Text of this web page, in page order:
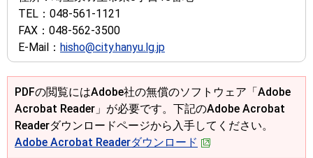
TEL： 048-561-1121
FAX： 048-562-3500
E-Mail： hisho@city.hanyu.lg.jp
PDFの閲覧にはAdobe社の無償のソフトウェア「Adobe
Acrobat Reader」が必要です。下記のAdobe Acrobat
Readerダウンロードページから入手してください。
Adobe Acrobat Readerダウンロード